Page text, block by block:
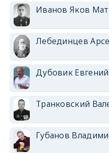
Иванов Яков
Лебединцев
Дубовик
Транковский
Губанов